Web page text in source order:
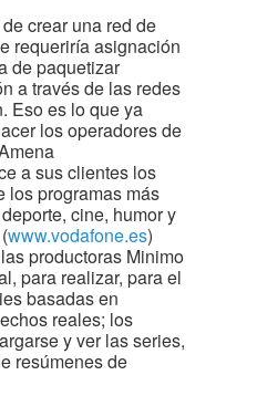
crear una red de
requeriría asignación
paquetizar
a través de las redes
Eso es lo que ya
los operadores de
a sus clientes los
los programas más
cine, humor y
www.vodafone.es)
productoras Minimo
para realizar, para el
basadas en
reales; los
y ver las series,
resúmenes de